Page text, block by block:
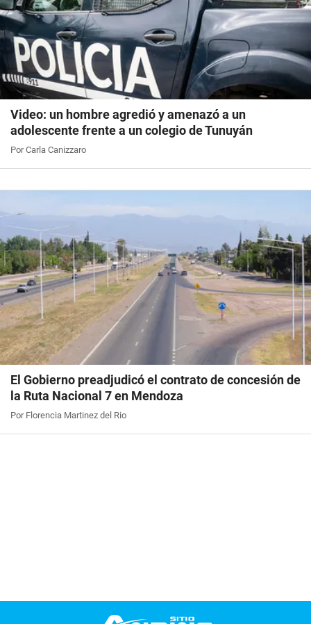
Video: un hombre agredió y amenazó a un
adolescente frente a un colegio de Tunuyán
Por Carla Canizzaro
El Gobierno preadjudicó el contrato de concesión de
la Ruta Nacional 7 en Mendoza
Por Florencia Martinez del Rio